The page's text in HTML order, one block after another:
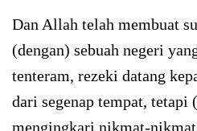
Dan Allah telah membuat
(dengan) sebuah negeri
tenteram, rezeki datang
dari segenap tempat, tetapi
mengingkari nikmat-